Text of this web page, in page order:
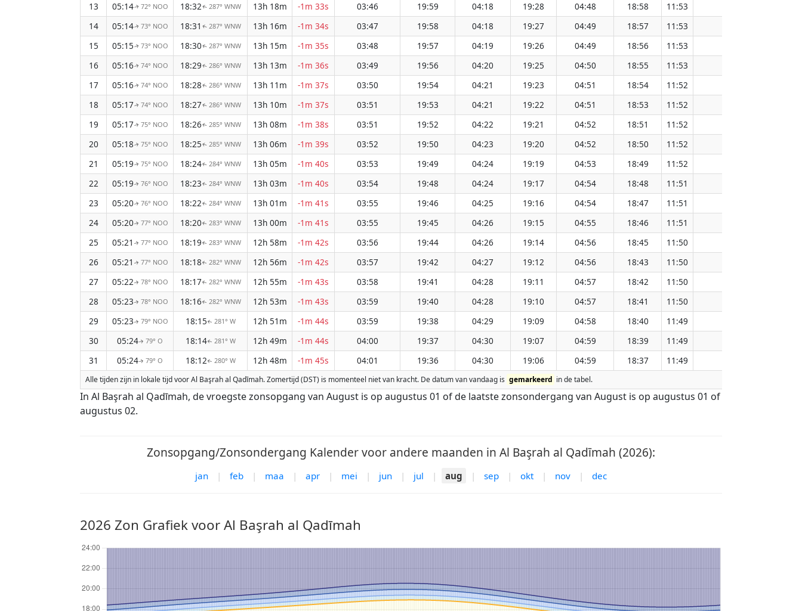
13
05:14↑ 72° NOO 18:32↑ 287° WNW 13h 18m -1m 33s 03:46 19:59 04:18 19:28 04:48 18:58 11:53
14
05:14↑ 73° NOO 18:31 ↑ 287° WNW 13h 16m -1m 34s 03:47 19:58 04:18 19:27 04:49 18:57 11:53
15
05:15↑ 73° NOO 18:30↑ 287° WNW 13h 15m -1m 35s 03:48 19:57 04:19 19:26 04:49 18:56 11:53
16
05:16↑ 74° NOO 18:29↑ 286° WNW 13h 13m -1m 36s 03:49 19:56 04:20 19:25 04:50 18:55 11:53
17
05:16↑ 74° NOO 18:28↑ 286° WNW 13h 11m -1m 37s 03:50 19:54 04:21 19:23 04:51 18:54 11:52
18
05:17↑ 74° NOO 18:27↑ 286° WNW 13h 10m -1m 37s 03:51 19:53 04:21 19:22 04:51 18:53 11:52
19
05:17↑ 75° NOO 18:26↑ 285° WNW 13h 08m -1m 38s 03:51 19:52 04:22 19:21 04:52 18:51 11:52
20
05:18↑ 75° NOO 18:25↑ 285° WNW 13h 06m -1m 39s 03:52 19:50 04:23 19:20 04:52 18:50 11:52
21
05:19↑ 75° NOO 18:24↑ 284° WNW 13h 05m -1m 40s 03:53 19:49 04:24 19:19 04:53 18:49 11:52
22
05:19↑ 76° NOO 18:23↑ 284° WNW 13h 03m -1m 40s 03:54 19:48 04:24 19:17 04:54 18:48 11:51
23
05:20↑ 76° NOO 18:22↑ 284° WNW 13h 01m -1m 41s 03:55 19:46 04:25 19:16 04:54 18:47 11:51
24
05:20↑ 77° NOO 18:20↑ 283° WNW 13h 00m -1m 41s 03:55 19:45 04:26 19:15 04:55 18:46 11:51
25
05:21 ↑ 77° NOO 18:19↑ 283° WNW 12h 58m -1m 42s 03:56 19:44 04:26 19:14 04:56 18:45 11:50
26
05:21 ↑ 77° NOO 18:18↑ 282° WNW 12h 56m -1m 42s 03:57 19:42 04:27 19:12 04:56 18:43 11:50
27
05:22↑ 78° NOO 18:17↑ 282° WNW 12h 55m -1m 43s 03:58 19:41 04:28 19:11 04:57 18:42 11:50
28
05:23↑ 78° NOO 18:16↑ 282° WNW 12h 53m -1m 43s 03:59 19:40 04:28 19:10 04:57 18:41 11:50
29
05:23↑ 79° NOO 18:15↑ 281° W 12h 51m -1m 44s 03:59 19:38 04:29 19:09 04:58 18:40 11:49
30
05:24↑ 79° O 18:14↑ 281° W 12h 49m -1m 44s 04:00 19:37 04:30 19:07 04:59 18:39 11:49
31
05:24↑ 79° O 18:12↑ 280° W 12h 48m -1m 45s 04:01 19:36 04:30 19:06 04:59 18:37 11:49
Alle tijden zijn in lokale tijd voor Al Başrah al Qadīmah. Zomertijd (DST) is momenteel niet van kracht. De datum van vandaag is gemarkeerd in de tabel.
In Al Başrah al Qadīmah, de vroegste zonsopgang van August is op augustus 01 of de laatste zonsondergang van August is op augustus 01 of
augustus 02.
Zonsopgang/Zonsondergang Kalender voor andere maanden in Al Başrah al Qadīmah (2026):
jan | feb | maa | apr | mei | jun | jul | aug | sep | okt | nov | dec
2026 Zon Grafiek voor Al Başrah al Qadīmah